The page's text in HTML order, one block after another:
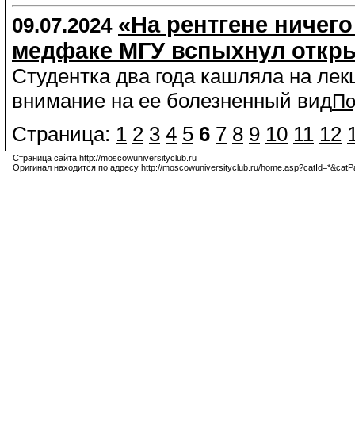
09.07.2024 «На рентгене
медфаке МГУ вспыхнул
Студентка два года кашляла на
внимание на ее болезненный вид
Страница: 1 2 3 4 5 6 7 8 9 10 11 12
Страница сайта http://moscowuniversityclub.ru
Оригинал находится по адресу http://moscowuniversityclub.ru/